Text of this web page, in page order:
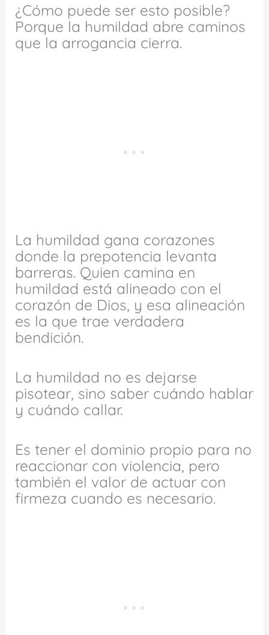
¿Cómo puede ser esto posible?
Porque la humildad abre caminos
que la arrogancia cierra.
La humildad gana corazones
donde la prepotencia levanta
barreras. Quien camina en
humildad está alineado con el
corazón de Dios, y esa alineación
es la que trae verdadera
bendición.
La humildad no es dejarse
pisotear, sino saber cuándo hablar
y cuándo callar.
Es tener el dominio propio para no
reaccionar con violencia, pero
también el valor de actuar con
firmeza cuando es necesario.